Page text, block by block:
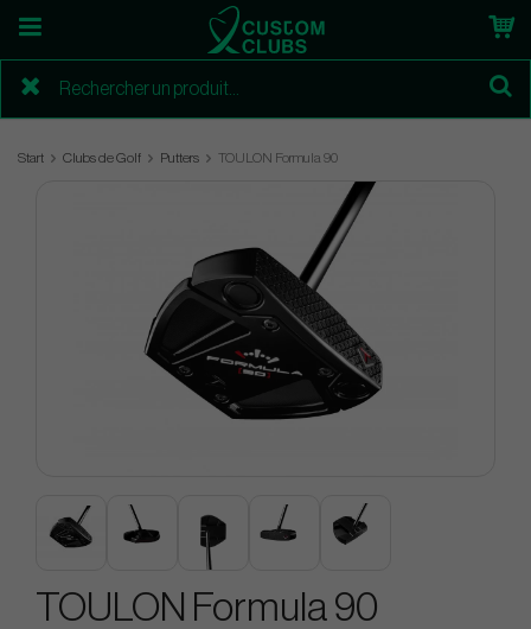
Start Clubs de Golf Putters TOULON Formula 90
TOULON Formula 90